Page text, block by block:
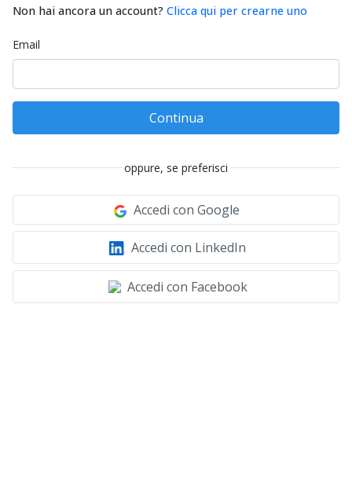
Non hai ancora un account? Clicca qui per crearne uno
Email
Continua
oppure, se preferisci
Accedi con Google
Accedi con LinkedIn
Accedi con Facebook